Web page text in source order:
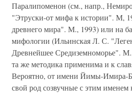
Паралипоменон (см., напр.,
"Этруски-от мифа к истории". М,
древнего мира". М., 1993) или на
мифологии (Ильинская Л. С.
Древнейшее Средиземноморье".
та же методика применима и к
Вероятно, от имени Йимы-Имира-
свой род созвучные с этим